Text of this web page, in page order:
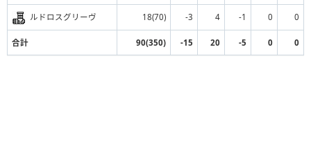
ルドロスグリーヴ 18(70) -3 4 -1 0 0
合計 90(350) -15 20 -5 0 0